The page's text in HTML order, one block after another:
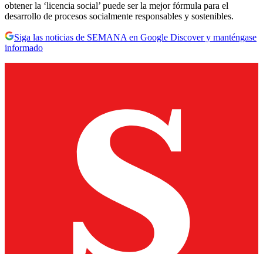
obtener la ‘licencia social’ puede ser la mejor fórmula para el
desarrollo de procesos socialmente responsables y sostenibles.
Siga las noticias de SEMANA en Google Discover y manténgase
informado